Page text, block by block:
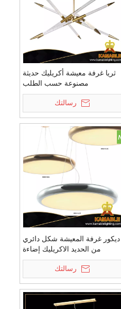
ثريا غرفة معيشة أكريليك حديثة
مصنوعة حسب الطلب
(BRCH9158-5)
رسالتك
ديكور غرفة المعيشة شكل دائري
من الحديد الاكريليك إضاءة
(KAH0041 / S / G)
رسالتك